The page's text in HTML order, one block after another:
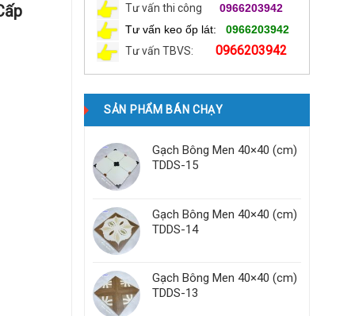
Tư vấn thi công
0966203942
Tư vấn keo ốp lát:
0966203942
Tư vấn TBVS:
0966203942
SẢN PHẨM BÁN CHẠY
Gạch Bông Men 40×40 (cm)
TDDS-15
Gạch Bông Men 40×40 (cm)
TDDS-14
Gạch Bông Men 40×40 (cm)
TDDS-13